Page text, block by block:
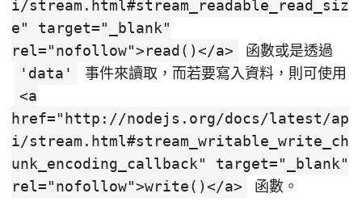
i/stream.html#stream_readable_read_siz
e" target="_blank"
rel="nofollow">read()</a>
函數或是透過
'data'
事件來讀取，而若要寫入資料，則可使用
<a
href="http://nodejs.org/docs/latest/ap
i/stream.html#stream_writable_write_ch
unk_encoding_callback" target="_blank"
rel="nofollow">write()</a>
函數。